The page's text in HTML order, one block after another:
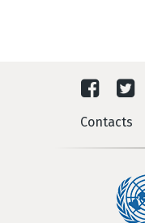
Contacts